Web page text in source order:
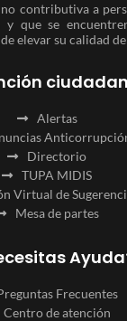
contributiva a
y que se
elevar su calidad
Alertas
Directorio
TUPA MIDIS
Virtual de
Mesa de partes
Frecuentes
Centro de atención